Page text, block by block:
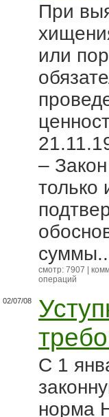
При
или
–
только
смотр: 7907 |
операций
02/07/08
С 1
норма